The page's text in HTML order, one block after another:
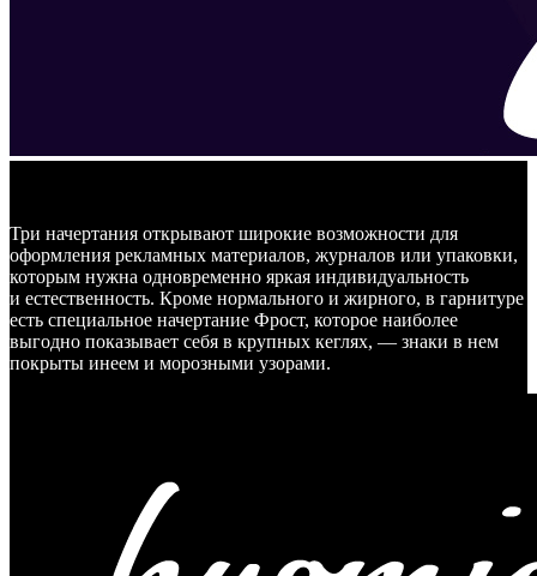
Три начертания открывают широкие возможности для
оформления рекламных материалов, журналов или упаковки,
которым нужна одновременно яркая индивидуальность
и естественность. Кроме нормального и жирного, в гарнитуре
есть специальное начертание Фрост, которое наиболее
выгодно показывает себя в крупных кеглях, — знаки в нем
покрыты инеем и морозными узорами.